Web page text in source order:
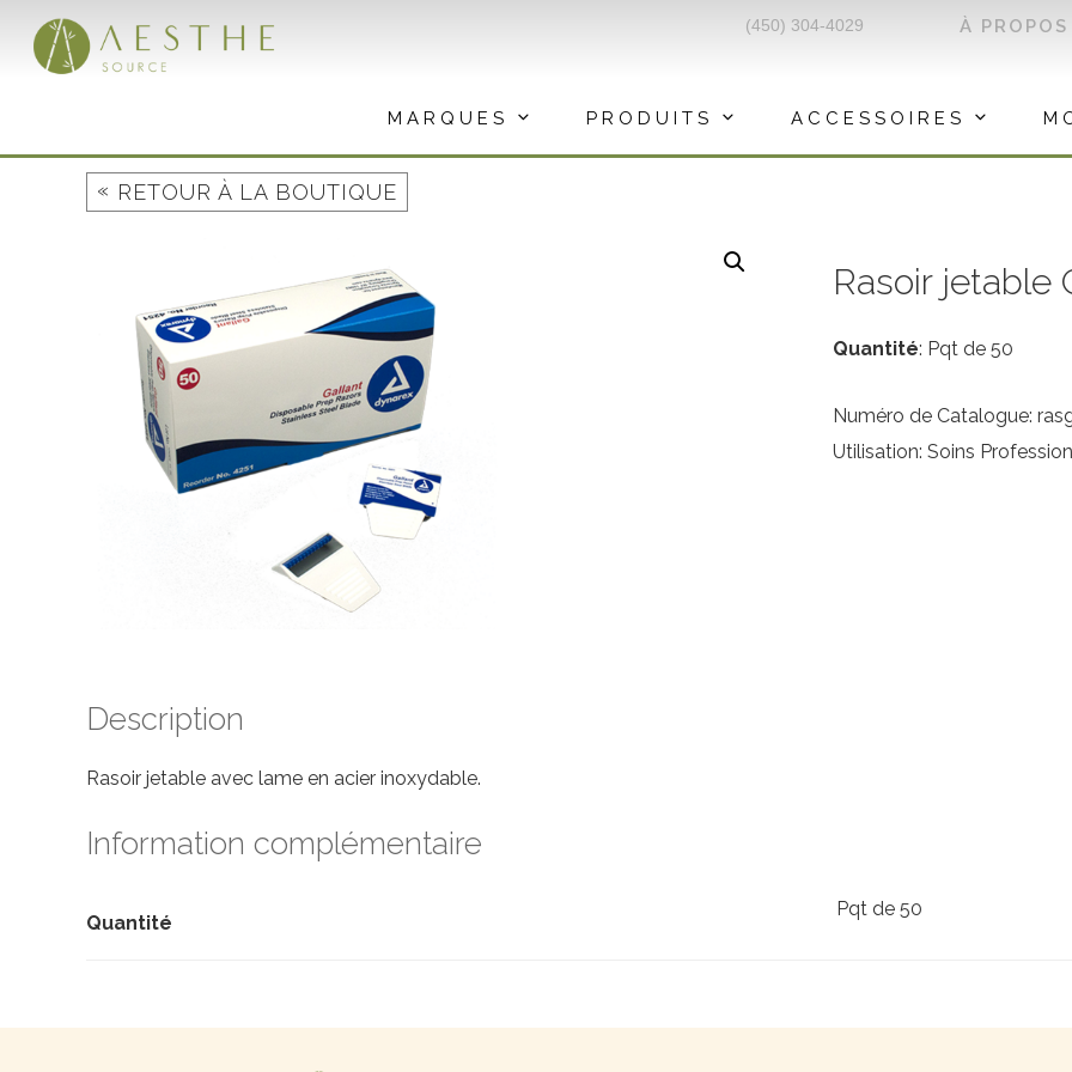
contenu
À PROPOS
(450) 304-4029
MARQUES PRODUITS ACCESSOIRES
« RETOUR À LA BOUTIQUE
Rasoir jetable
Quantité: Pqt de 50
Numéro de Catalogue:
Utilisation: Soins
Description
Rasoir jetable avec lame en acier inoxydable.
Information complémentaire
Quantité
Pqt de 50